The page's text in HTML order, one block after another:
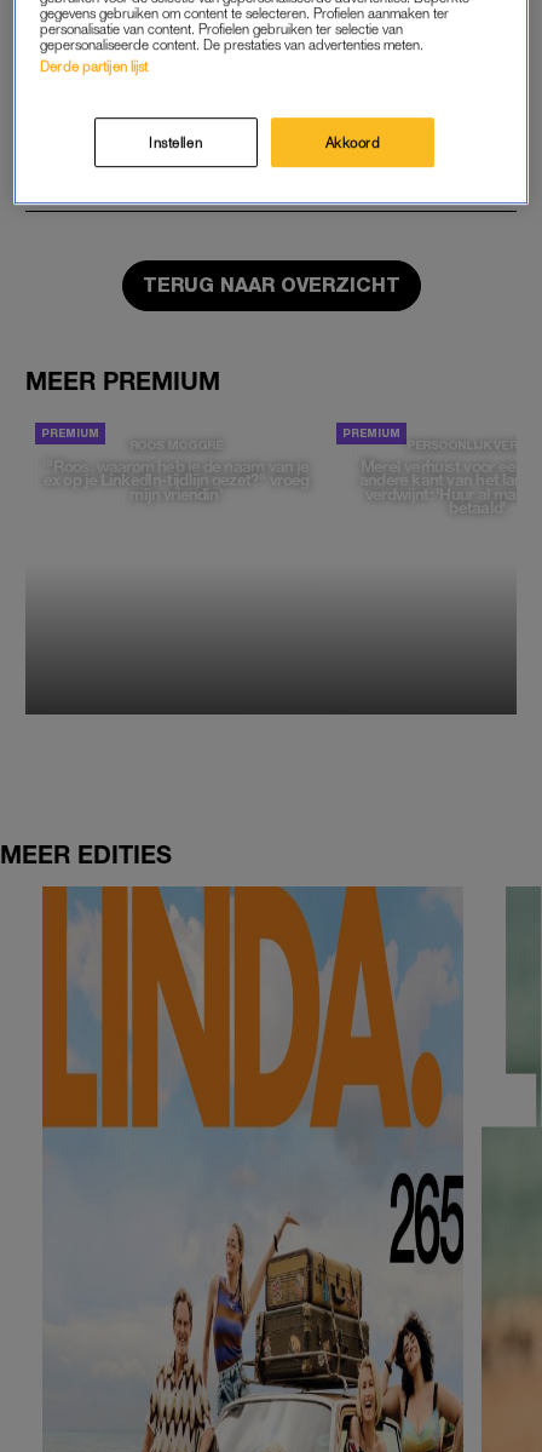
Al abonnee? Log in
GOED ARTIKEL? DELEN MAAR.
TERUG NAAR OVERZICHT
MEER PREMIUM
ROOS MOGGRÉ
'"Roos, waarom heb je de naam van je
ex op je LinkedIn-tijdlijn gezet?" vroeg
mijn vriendin'
PERSOONLIJK
Merel verhuist voor een
andere kant van het land,
verdwijnt: 'Huur al
betaald'
MEER EDITIES
gegevens gebruiken om content te selecteren. Profielen aanmaken ter
personalisatie van content. Profielen gebruiken ter selectie van
gepersonaliseerde content. De prestaties van advertenties meten.
Derde partijen lijst
Instellen Akkoord